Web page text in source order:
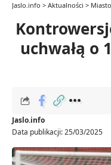
Jaslo.info > Aktualności > Miasto
uchwałą o
Data publikacji: 25/03/2025
Jaslo.info